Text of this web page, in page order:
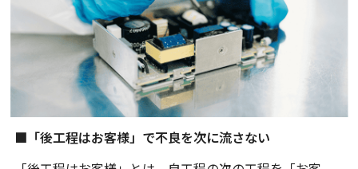
■「後工程はお客様」で不良を次に流さない